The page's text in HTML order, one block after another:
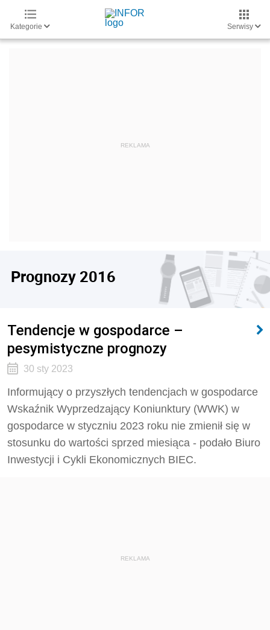
Kategorie Serwisy
Prognozy 2016
Tendencje w gospodarce –
pesymistyczne prognozy
30 sty 2023
Informujący o przyszłych tendencjach w gospodarce
Wskaźnik Wyprzedzający Koniunktury (WWK) w
gospodarce w styczniu 2023 roku nie zmienił się w
stosunku do wartości sprzed miesiąca - podało Biuro
Inwestycji i Cykli Ekonomicznych BIEC.
REKLAMA